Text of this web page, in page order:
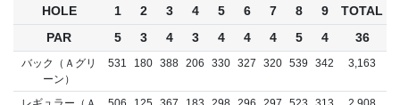
HOLE 1 2 3 4 5 6 7 8 9
TOTAL
PAR
5 3 4 3 4 4 4 5 4 36
バック（Ａグリ
ーン）
531 180 388 206 330 327 320 539 342 3,163